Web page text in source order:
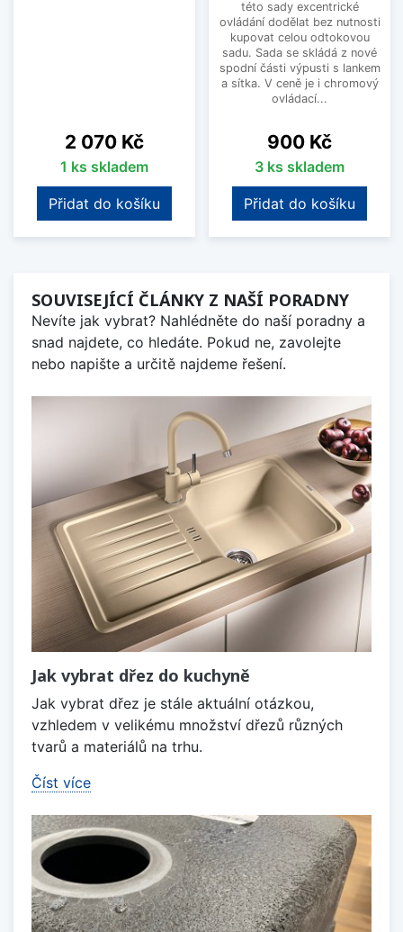
Cena
2 070 Kč
1 ks skladem
Přidat do košíku
této sady excentrické
ovládání dodělat bez nutnosti
kupovat celou odtokovou
sadu. Sada se skládá z nové
spodní části výpusti s lankem
a sítka. V ceně je i chromový
ovládací...
Cena
900 Kč
3 ks skladem
Přidat do košíku
SOUVISEJÍCÍ ČLÁNKY Z NAŠÍ PORADNY
Nevíte jak vybrat? Nahlédněte do naší poradny a
snad najdete, co hledáte. Pokud ne, zavolejte
nebo napište a určitě najdeme řešení.
Jak vybrat dřez do kuchyně
Jak vybrat dřez je stále aktuální otázkou,
vzhledem v velikému množství dřezů různých
tvarů a materiálů na trhu.
Číst více